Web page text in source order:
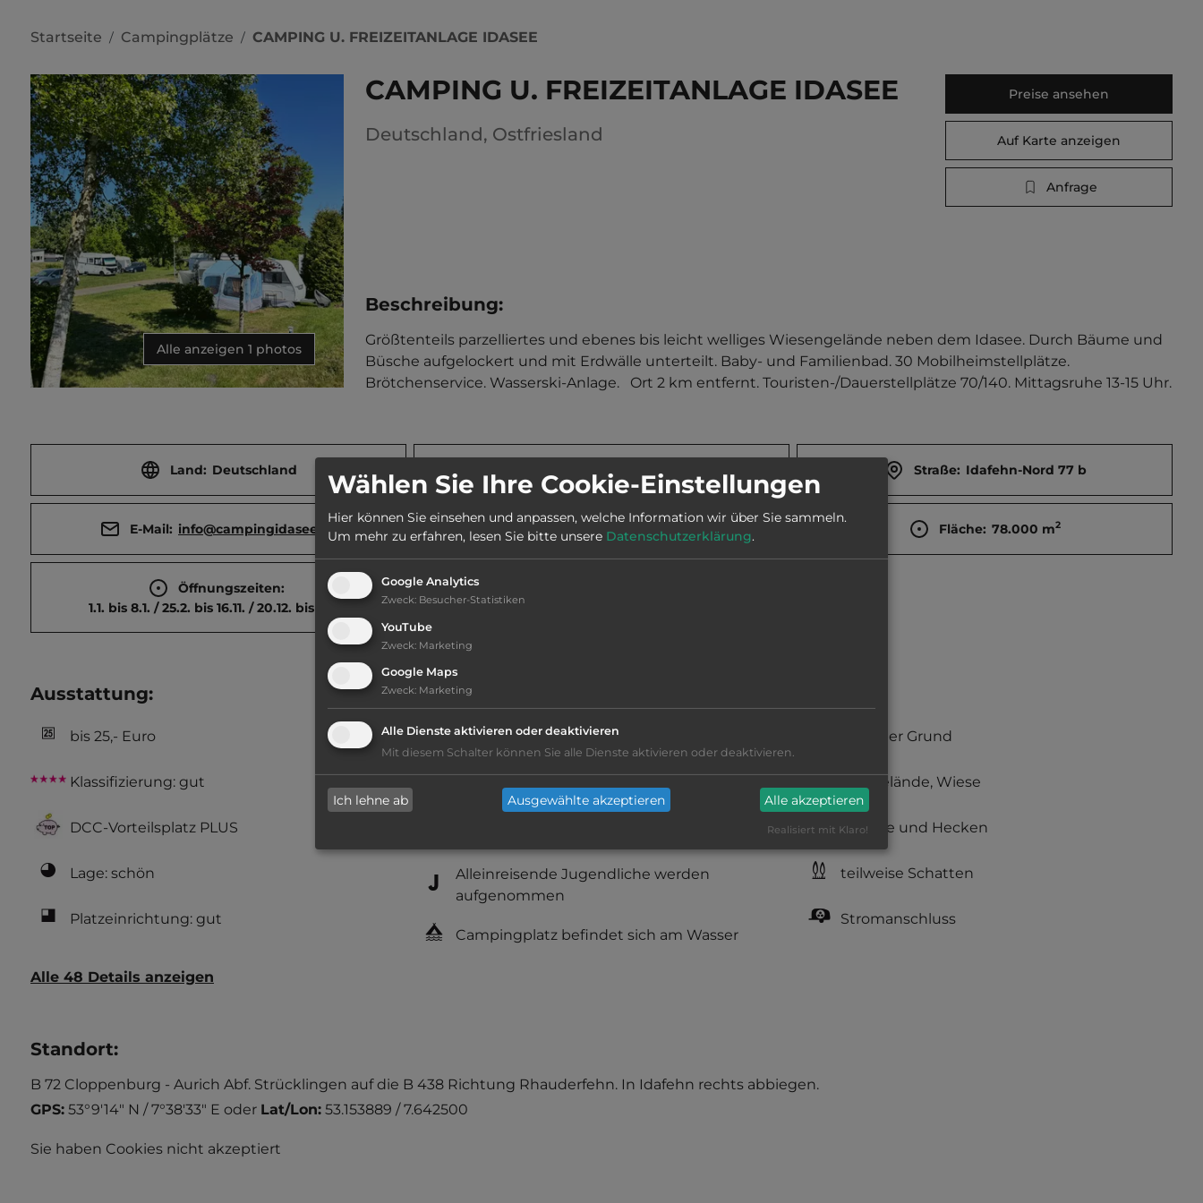
Startseite / Campingplätze / CAMPING U. FREIZEITANLAGE IDASEE
Alle anzeigen 1 photos
CAMPING U. FREIZEITANLAGE IDASEE
Deutschland, Ostfriesland
Preise ansehen
Auf Karte anzeigen
Anfrage
Beschreibung:
Größtenteils parzelliertes und ebenes bis leicht welliges Wiesengelände neben dem Idasee. Durch Bäume und
Büsche aufgelockert und mit Erdwälle unterteilt. Baby- und Familienbad. 30 Mobilheimstellplätze.
Brötchenservice. Wasserski-Anlage.   Ort 2 km entfernt. Touristen-/Dauerstellplätze 70/140. Mittagsruhe 13-15 Uhr.
Land: Deutschland Straße: Idafehn-Nord 77 b
E-Mail: info@campingidasee.de Webseite: www.campingidasee.de Fläche: 78.000 m2
Öffnungszeiten:
1.1. bis 8.1. / 25.2. bis 16.11. / 20.12. bis 31.12.
Ausstattung:
bis 25,- Euro
Klassifizierung: gut
DCC-Vorteilsplatz PLUS
Lage: schön
Platzeinrichtung: gut
Geräuschkulisse: überwiegend ruhig
Alleinreisende Jugendliche werden
aufgenommen
Campingplatz befindet sich am Wasser
sandiger Grund
Grasgelände, Wiese
Büsche und Hecken
teilweise Schatten
Stromanschluss
Alle 48 Details anzeigen
Standort:
B 72 Cloppenburg - Aurich Abf. Strücklingen auf die B 438 Richtung Rhauderfehn. In Idafehn rechts abbiegen.
GPS: 53°9'14" N / 7°38'33" E oder Lat/Lon: 53.153889 / 7.642500
Sie haben Cookies nicht akzeptiert
Wählen Sie Ihre Cookie-Einstellungen
Hier können Sie einsehen und anpassen, welche Information wir über Sie sammeln.
Um mehr zu erfahren, lesen Sie bitte unsere Datenschutzerklärung.
Google Analytics
Zweck: Besucher-Statistiken
YouTube
Zweck: Marketing
Google Maps
Zweck: Marketing
Alle Dienste aktivieren oder deaktivieren
Mit diesem Schalter können Sie alle Dienste aktivieren oder deaktivieren.
Ich lehne ab Ausgewählte akzeptieren Alle akzeptieren
Realisiert mit Klaro!